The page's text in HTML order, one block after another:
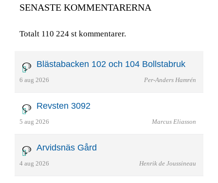
SENASTE KOMMENTARERNA
Totalt 110 224 st kommentarer.
Blästabacken 102 och 104 Bollstabruk
6 aug 2026 Per-Anders Hamrén
Revsten 3092
5 aug 2026 Marcus Eliasson
Arvidsnäs Gård
4 aug 2026 Henrik de Joussineau